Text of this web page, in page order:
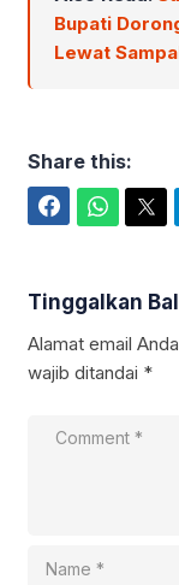
Bupati
Lewat
Share this:
Tinggalkan
Alamat email
wajib ditandai *